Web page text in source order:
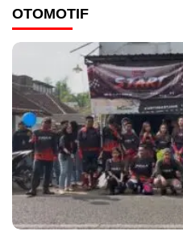
OTOMOTIF